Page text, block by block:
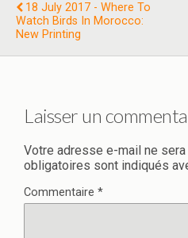
18 July 2017 - Where To
Watch Birds In Morocco:
New Printing
Laisser un
Votre adresse e-mail ne
obligatoires sont indiqués
Commentaire *